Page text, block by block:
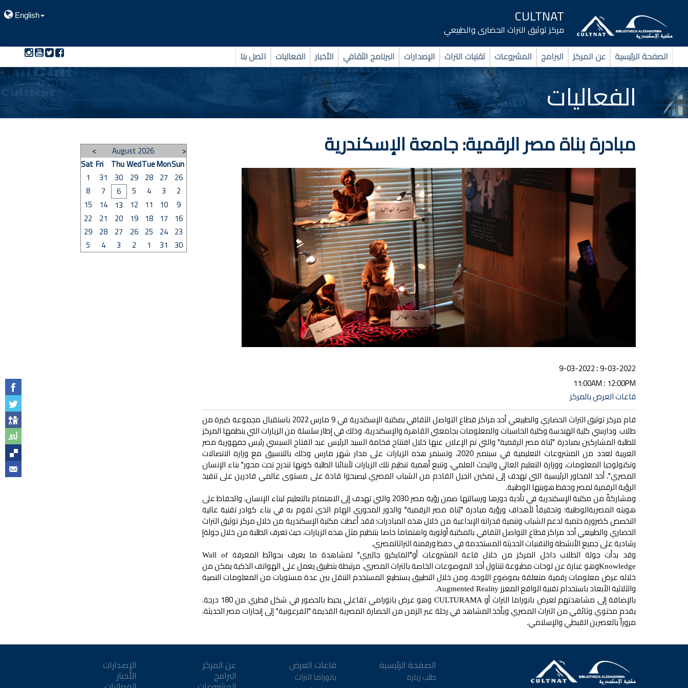
CULTNAT
مركز توثيق التراث الحضارى والطبيعي
English
الصفحة الرئيسية عن المركز البرامج المشروعات تقنيات التراث الإصدارات البرنامج الثقافي الأخبار الفعاليات اتصل بنا
الفعاليات
مبادرة بناة مصر الرقمية: جامعة الإسكندرية
9-03-2022
:
9-03-2022
11:00AM: 12:00PM
قاعات العرض بالمركز
قام مركز توثيق التراث الحضاري والطبيعي أحد مراكز قطاع التواصل الثقافي بمكتبة الإسكندرية
في 9 مارس 2022 باستقبال مجموعة كبيرة من
طلاب ودارسي كلية الهندسة وكلية الحاسبات والمعلومات بجامعتي القاهرة والإسكندرية، وذلك في إطار سلسلة من الزيارات التي ينظمها المركز
للطلبة المشاركين بمبادرة "بُناة مصر الرقمية" والتي تم الإعلان عنها خلال افتتاح فخامة السيد الرئيس عبد الفتاح السيسي رئيس جمهورية مصر
العربية لعدد من المشروعات التعليمية في سبتمبر 2020، وتستمر هذه الزيارات على مدار شهر مارس وذلك بالتنسيق مع وزارة الاتصالات
وتكنولوجيا المعلومات، ووزارة التعليم العالي والبحث العلمي، وتنبع أهمية تنظيم تلك الزيارات لأبنائنا الطلبة كونها تندرج تحت محور" بناء الإنسان
المصري"، أحد المحاور الرئيسية التي تهدف إلى تمكين الجيل القادم من الشباب المصري ليصبحوا قادة على مستوى عالمي قادرين على تنفيذ
الرؤية الرقمية لمصر وحفظ هويتها الوطنية.
ومشاركةً من مكتبة الإسكندرية في تأدية دورها ورسالتها ضمن رؤية مصر 2030 والتي تهدف إلى الاهتمام بالتعليم لبناء الإنسان، والحفاظ على
هويته المصريةالوطنية؛ وتحقيقاً لأهداف ورؤية مبادرة "بُناة مصر الرقمية" والدور المحوري الهام الذي تقوم به في بناء كوادر تقنية عالية
التخصص كضرورة حتمية لدعم الشباب وتنمية قدراته الإبداعية من خلال هذه المبادرات؛ فقد أعطت مكتبة الإسكندرية من خلال مركز توثيق التراث
الحضاري والطبيعي أحد مراكز قطاع التواصل الثقافي بالمكتبة أولوية واهتماما خاصا بتنظيم مثل هذه الزيارات، حيث تعرف الطلبة من خلال جولةإ
رشادية على جميع الأنشطة والتقنيات الحديثة المستخدمة في حفظ ورقمنة التراثالمصري.
وقد بدأت جولة الطلاب داخل المركز من خلال قاعة المشروعات أو"المايكرو جاليري" لمشاهدة ما يعرف بحوائط المعرفة Wall of
Knowledgeوهو عبارة عن لوحات مطبوعة تتناول أحد الموضوعات الخاصة بالتراث المصري، مرتبطة بتطبيق يعمل على الهواتف الذكية يمكن من
خلاله عرض معلومات رقمية متعلقة بموضوع اللوحة، ومن خلال التطبيق يستطيع المستخدم التنقل بين عدة مستويات من المعلومات النصية
والثلاثية الأبعاد باستخدام تقنية الواقع المعزز Augmented Reality
.
بالإضافة إلى مشاهدتهم لعرض بانوراما التراث أوCULTURAMA وهو عرض بانورامي تفاعلي يحيط بالحضور في شكل قطري من 180 درجة.
يقدم محتوي وثائقي من التراث المصري ويأخذ المشاهد في رحلة عبر الزمن من الحضارة المصرية القديمة "الفرعونية" إلى إنجازات مصر الحديثة،
مروراً بالعصرين القبطي والإسلامي.
<
August 2026
>
Sun
Mon
Tue
Wed
Thu
Fri
Sat
26
27
28
29
30
31
1
2
3
4
5
6
7
8
9
10
11
12
13
14
15
16
17
18
19
20
21
22
23
24
25
26
27
28
29
30
31
1
2
3
4
5
الصفحة الرئيسية
طلب زيارة
قاعات العرض
بانوراما التراث
عن المركز
البرامج
الإصدارات
الأخبار